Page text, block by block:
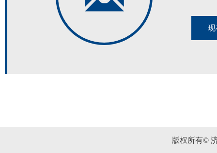
现
版权所有©